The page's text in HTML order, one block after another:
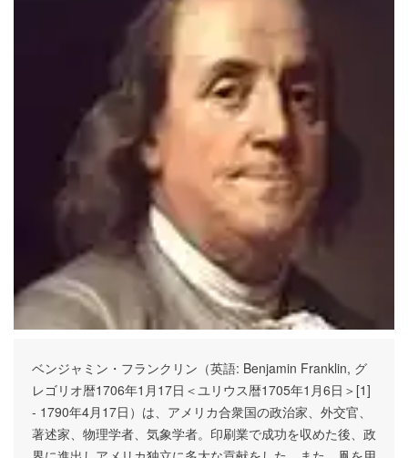
ベンジャミン・フランクリン（英語: Benjamin Franklin, グ
レゴリオ暦1706年1月17日＜ユリウス暦1705年1月6日＞[1]
- 1790年4月17日）は、アメリカ合衆国の政治家、外交官、
著述家、物理学者、気象学者。印刷業で成功を収めた後、政